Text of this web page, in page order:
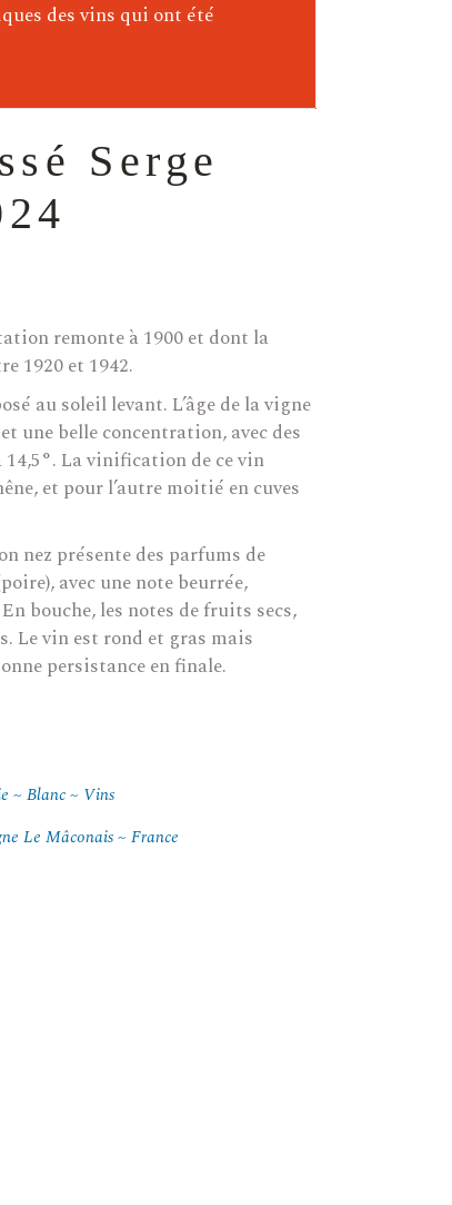
des vins qui ont été
Serge
remonte à 1900 et dont la
1920 et 1942.
au soleil levant. L’âge de la vigne
une belle concentration, avec des
La vinification de ce vin
et pour l’autre moitié en cuves
nez présente des parfums de
avec une note beurrée,
bouche, les notes de fruits secs,
Le vin est rond et gras mais
persistance en finale.
Blanc Vins
Le Mâconais France